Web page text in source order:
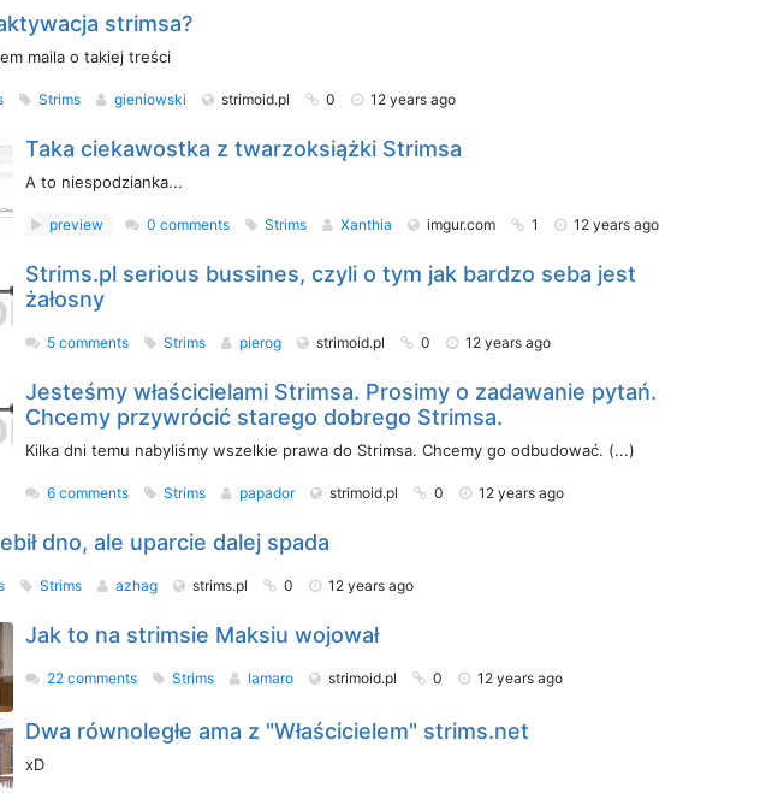
strimsa?
maila o takiej treści
Strims gieniowski strimoid.pl 0 12 years ago
Taka ciekawostka z twarzoksiążki Strimsa
A to niespodzianka...
preview 0 comments Strims Xanthia imgur.com 1 12 years ago
Strims.pl serious bussines, czyli o tym jak bardzo seba jest
żałosny
5 comments Strims pierog strimoid.pl 0 12 years ago
Jesteśmy właścicielami Strimsa. Prosimy o zadawanie pytań.
Chcemy przywrócić starego dobrego Strimsa.
Kilka dni temu nabyliśmy wszelkie prawa do Strimsa. Chcemy go odbudować. (...)
6 comments Strims papador strimoid.pl 0 12 years ago
dno, ale uparcie dalej spada
Strims azhag strims.pl 0 12 years ago
Jak to na strimsie Maksiu wojował
22 comments Strims lamaro strimoid.pl 0 12 years ago
Dwa równoległe ama z "Właścicielem" strims.net
xD